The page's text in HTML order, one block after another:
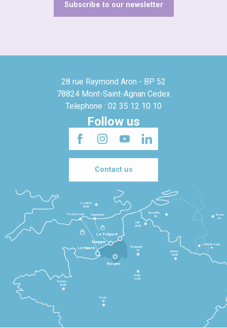
Subscribe to our newsletter
28 rue Raymond Aron - BP 52
78824 Mont-Saint-Agnan Cedex
Telephone : 02 35 12 10 10
Follow us
Contact us
Le Havre
Dieppe
Le Tréport
Rennes
2h30
Tours
3h
Paris
1h30
Beauvais
1h
Reims
2h45
Lille
2h30
Bruxelles
3h
Londres
3h30
Newhaven
Portsmouth
Bonn
5h
Luxembourg
4h
Rouen